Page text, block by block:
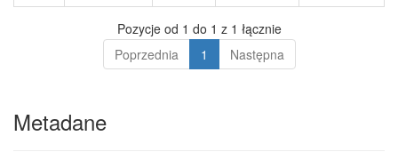
Pozycje od 1 do 1 z 1 łącznie
Poprzednia
1 Następna
Metadane